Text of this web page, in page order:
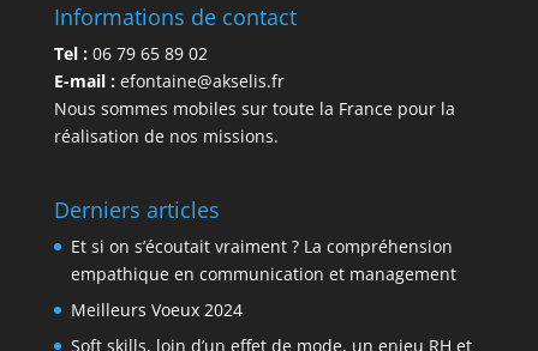
Informations de contact
Tel : 06 79 65 89 02
E-mail : efontaine@akselis.fr
Nous sommes mobiles sur toute la France pour la
réalisation de nos missions.
Derniers articles
Et si on s’écoutait vraiment ? La compréhension
empathique en communication et management
Meilleurs Voeux 2024
Soft skills, loin d’un effet de mode, un enjeu RH et